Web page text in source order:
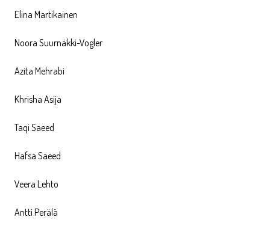
Elina Martikainen
Noora Suurnäkki-Vogler
Azita Mehrabi
Khrisha Asija
Taqi Saeed
Hafsa Saeed
Veera Lehto
Antti Perälä